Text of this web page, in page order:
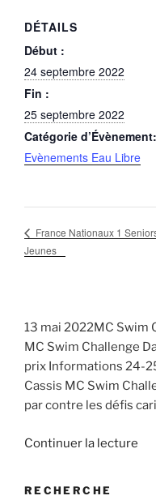
DÉTAILS
Début :
24 septembre 2022
Fin :
25 septembre 2022
Catégorie d’Évènement:
Evènements Eau Libre
France Nationaux 1
Jeunes
13 mai 2022MC Swim
MC Swim Challenge
prix Informations 24-
Cassis MC Swim
par contre les défis
Continuer la lecture
RECHERCHE